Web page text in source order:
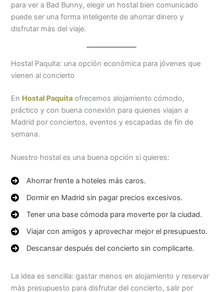
para ver a Bad Bunny, elegir un hostal bien comunicado
puede ser una forma inteligente de ahorrar dinero y
disfrutar más del viaje.
Hostal Paquita: una opción económica para jóvenes que
vienen al concierto
En Hostal Paquita ofrecemos alojamiento cómodo,
práctico y con buena conexión para quienes viajan a
Madrid por conciertos, eventos y escapadas de fin de
semana.
Nuestro hostal es una buena opción si quieres:
Ahorrar frente a hoteles más caros.
Dormir en Madrid sin pagar precios excesivos.
Tener una base cómoda para moverte por la ciudad.
Viajar con amigos y aprovechar mejor el presupuesto.
Descansar después del concierto sin complicarte.
La idea es sencilla: gastar menos en alojamiento y reservar
más presupuesto para disfrutar del concierto, salir por